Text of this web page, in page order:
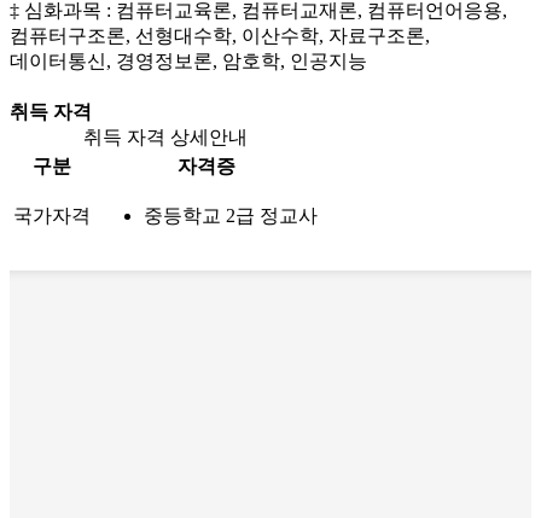
‡ 심화과목 : 컴퓨터교육론, 컴퓨터교재론, 컴퓨터언어응용,
컴퓨터구조론, 선형대수학, 이산수학, 자료구조론,
데이터통신, 경영정보론, 암호학, 인공지능
취득 자격
취득 자격 상세안내
구분
자격증
국가자격 중등학교 2급 정교사